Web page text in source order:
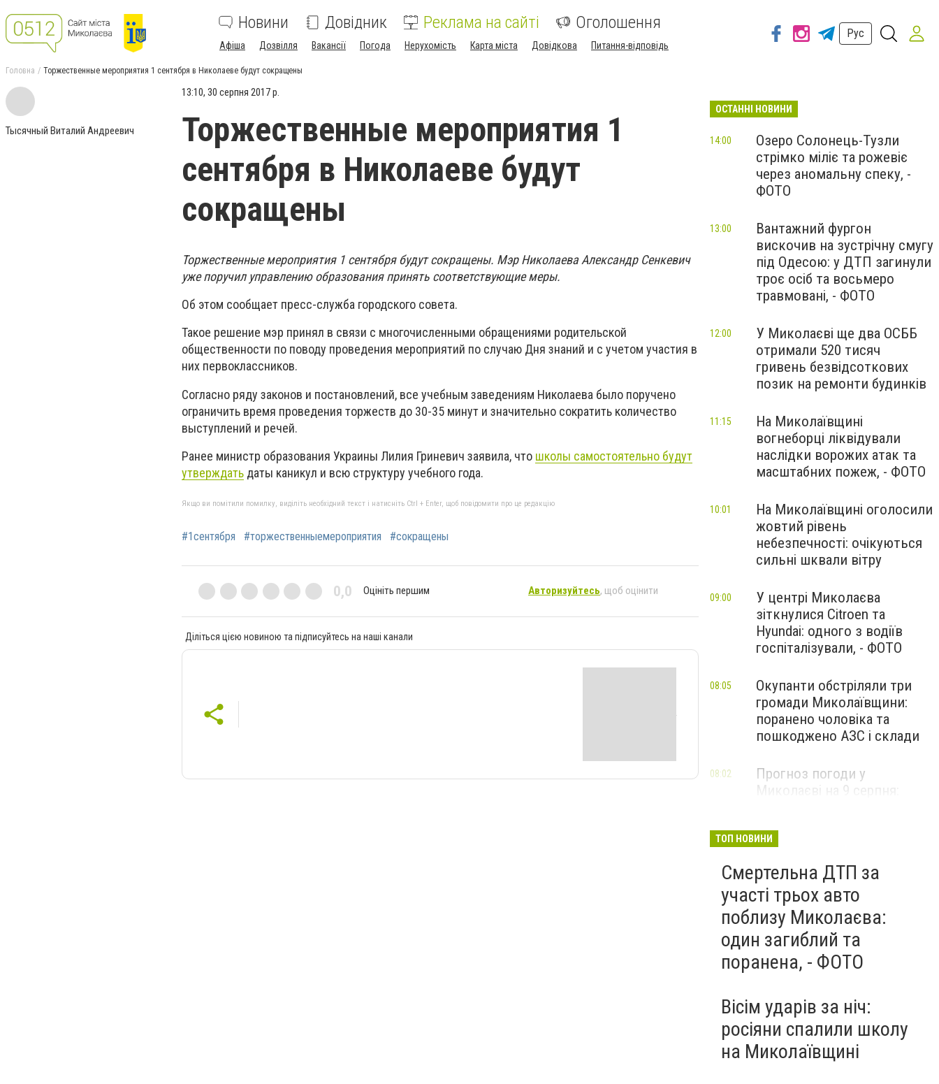
Новини Довідник Реклама на сайті Оголошення
Афіша Дозвілля Вакансії Погода Нерухомість Карта міста Довідкова Питання-відповідь
Рус
Головна Торжественные мероприятия 1 сентября в Николаеве будут сокращены
Тысячный Виталий Андреевич
13:10, 30 серпня 2017 р.
Торжественные мероприятия 1
сентября в Николаеве будут
сокращены
Торжественные мероприятия 1 сентября будут сокращены. Мэр Николаева Александр Сенкевич
уже поручил управлению образования принять соответствующие меры.
Об этом сообщает пресс-служба городского совета.
Такое решение мэр принял в связи с многочисленными обращениями родительской
общественности по поводу проведения мероприятий по случаю Дня знаний и с учетом участия в
них первоклассников.
Согласно ряду законов и постановлений, все учебным заведениям Николаева было поручено
ограничить время проведения торжеств до 30-35 минут и значительно сократить количество
выступлений и речей.
Ранее министр образования Украины Лилия Гриневич заявила, что школы самостоятельно будут
утверждать даты каникул и всю структуру учебного года.
Якщо ви помітили помилку, виділіть необхідний текст і натисніть Ctrl + Enter, щоб повідомити про це редакцію
#1сентября #торжественныемероприятия #сокращены
0,0 Оцініть першим Авторизуйтесь, щоб оцінити
Діліться цією новиною та підписуйтесь на наші канали
ОСТАННІ НОВИНИ
Озеро Солонець-Тузли
стрімко міліє та рожевіє
через аномальну спеку, -
ФОТО
14:00
Вантажний фургон
вискочив на зустрічну смугу
під Одесою: у ДТП загинули
троє осіб та восьмеро
травмовані, - ФОТО
13:00
У Миколаєві ще два ОСББ
отримали 520 тисяч
гривень безвідсоткових
позик на ремонти будинків
12:00
На Миколаївщині
вогнеборці ліквідували
наслідки ворожих атак та
масштабних пожеж, - ФОТО
11:15
На Миколаївщині оголосили
жовтий рівень
небезпечності: очікуються
сильні шквали вітру
10:01
У центрі Миколаєва
зіткнулися Citroen та
Hyundai: одного з водіїв
госпіталізували, - ФОТО
09:00
Окупанти обстріляли три
громади Миколаївщини:
поранено чоловіка та
пошкоджено АЗС і склади
08:05
Прогноз погоди у
Миколаєві на 9 серпня:
08:02
ТОП НОВИНИ
Смертельна ДТП за
участі трьох авто
поблизу Миколаєва:
один загиблий та
поранена, - ФОТО
Вісім ударів за ніч:
росіяни спалили школу
на Миколаївщині